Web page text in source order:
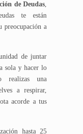
de Deudas,
te están
preocupación a
de juntar
sola y hacer lo
realizas una
a respirar,
acorde a tus
hasta 25